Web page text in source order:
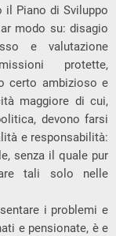
Piano di Sviluppo
modo su: disagio
e valutazione
protette,
certo ambizioso e
maggiore di cui,
devono farsi
e responsabilità:
senza il quale pur
tali solo nelle
i problemi e
e pensionate, è e